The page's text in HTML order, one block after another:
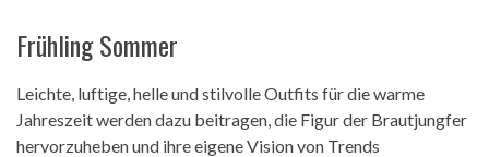
Frühling Sommer
Leichte, luftige, helle und stilvolle Outfits für die warme
Jahreszeit werden dazu beitragen, die Figur der Brautjungfer
hervorzuheben und ihre eigene Vision von Trends